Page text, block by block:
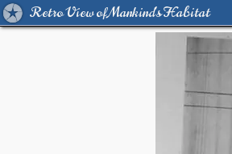
Retro View of Mankind's Habitat